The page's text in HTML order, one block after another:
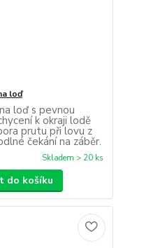
loď
loď s pevnou
k okraji lodě
prutu při lovu z
čekání na záběr.
Skladem > 20 ks
do košíku